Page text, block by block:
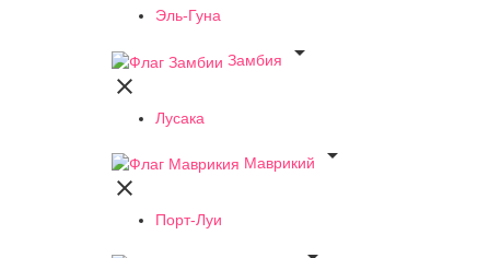
Эль-Гуна
Замбия


Лусака
Маврикий


Порт-Луи